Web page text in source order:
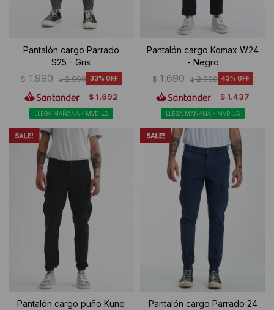
Pantalón cargo Parrado
S25 - Gris
$ 1.990 $ 2.990 33
$ 1.692
LLEGA MAÑANA - MVD
Pantalón cargo Komax W24
- Negro
$ 1.690 $ 2.990 43
$ 1.437
LLEGA MAÑANA - MVD
Pantalón cargo puño Kune
Pantalón cargo Parrado 24